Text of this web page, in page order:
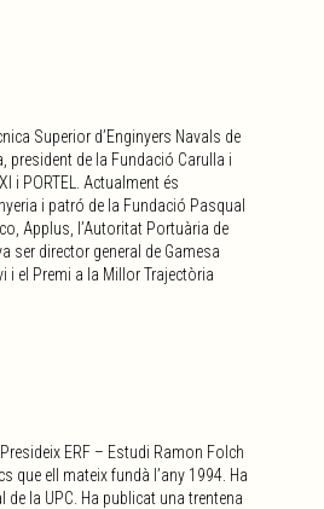
Superior d’Enginyers Navals de
president de la Fundació Carulla i
i PORTEL. Actualment és
i patró de la Fundació Pasqual
Applus, l’Autoritat Portuària de
ser director general de Gamesa
i el Premi a la Millor Trajectòria
ERF – Estudi Ramon Folch
que ell mateix fundà l’any 1994. Ha
la UPC. Ha publicat una trentena